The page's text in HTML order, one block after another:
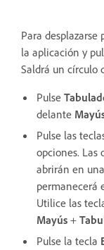
Para
la aplicación y
Saldrá un círculo
Pulse
delante
Pulse las
opciones. Las
abrirán en
permanecerá
Utilice las
Mayús +
Pulse la tecla